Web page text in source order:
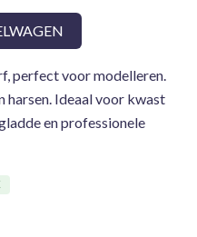
perfect voor modelleren.
harsen. Ideaal voor kwast
en professionele